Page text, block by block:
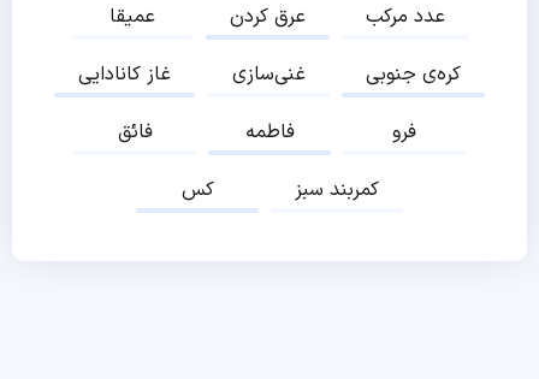
عمیقا
عرق کردن
عدد مرکب
غاز کانادایی
غنی‌سازی
کره‌ی جنوبی
فائق
فاطمه
فرو
کس
کمربند سبز